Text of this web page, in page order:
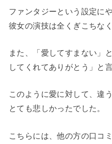
ファンタジーという設定に
彼女の演技は全くぎこちな
また、「愛してすまない」
してくれてありがとう」と
このように愛に対して、違
とても悲しかったでした。
こちらには、他の方の口コ